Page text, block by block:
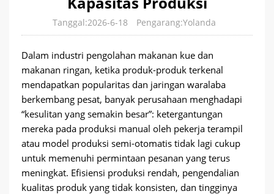
Tanggal:2026-6-18 Pengarang:Yolanda
Dalam industri pengolahan makanan kue dan
makanan ringan, ketika produk-produk terkenal
mendapatkan popularitas dan jaringan waralaba
berkembang pesat, banyak perusahaan menghadapi
“kesulitan yang semakin besar”: ketergantungan
mereka pada produksi manual oleh pekerja terampil
atau model produksi semi-otomatis tidak lagi cukup
untuk memenuhi permintaan pesanan yang terus
meningkat. Efisiensi produksi rendah, pengendalian
kualitas produk yang tidak konsisten, dan tingginya